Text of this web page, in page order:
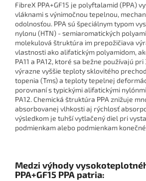
FibreX PPA+GF15 je polyftalamid (PPA)
vláknami s výnimočnou tepelnou,
odolnosťou. PPA sú špeciálnym typom
nylonu (HTN) - semiaromatických
molekulová štruktúra im prepožičiava
vlastnosti ako alifatickým polyamidom,
PA11 a PA12, ktoré sa bežne používajú pri
výrazne vyššie teploty sklovitého
topenia (Tms) a teploty tepelnej
porovnaní s typickými alifatickými
PA12. Chemická štruktúra PPA znižuje
absorbovanej vlhkosti aj rýchlosť
výsledkom je tuhší vytlačený diel pri
podmienkam alebo podmienkam
Medzi výhody
PPA+GF15 PPA patria: